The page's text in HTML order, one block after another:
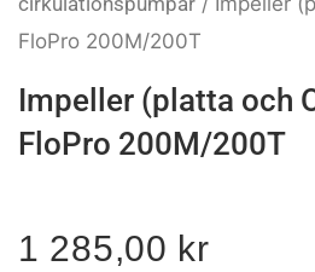
FloPro 200M/200T
Impeller (platta och
FloPro 200M/200T
1 285,00 kr